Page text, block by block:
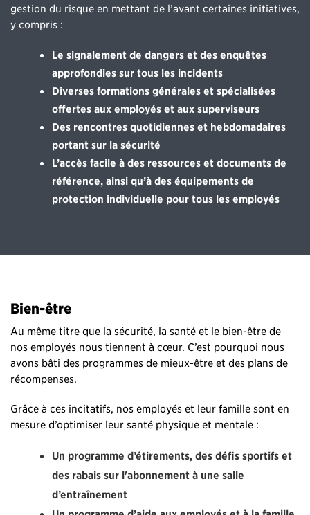
gestion du risque en mettant de l’avant certaines initiatives,
y compris :
Le signalement de dangers et des enquêtes
approfondies sur tous les incidents
Diverses formations générales et spécialisées
offertes aux employés et aux superviseurs
Des rencontres quotidiennes et hebdomadaires
portant sur la sécurité
L’accès facile à des ressources et documents de
référence, ainsi qu’à des équipements de
protection individuelle pour tous les employés
Bien-être
Au même titre que la sécurité, la santé et le bien-être de
nos employés nous tiennent à cœur. C’est pourquoi nous
avons bâti des programmes de mieux-être et des plans de
récompenses.
Grâce à ces incitatifs, nos employés et leur famille sont en
mesure d’optimiser leur santé physique et mentale :
Un programme d’étirements, des défis sportifs et
des rabais sur l'abonnement à une salle
d’entraînement